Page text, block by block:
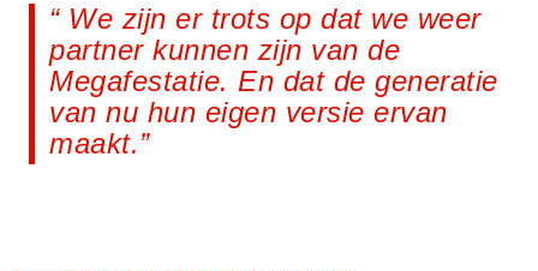
We zijn er trots op dat we weer
partner kunnen zijn van de
Megafestatie. En dat de generatie
van nu hun eigen versie ervan
maakt.